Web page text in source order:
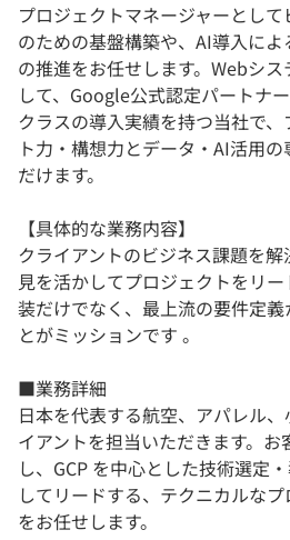
プロジェクトマネージャーとし
のための基盤構築や、AI導入によ
の推進をお任せします。Webシ
して、Google公式認定パートナ
クラスの導入実績を持つ当社で
ト力・構想力とデータ・AI活用
だけます。
【具体的な業務内容】
クライアントのビジネス課題を
見を活かしてプロジェクトをリ
装だけでなく、最上流の要件定
とがミッションです 。
■業務詳細
日本を代表する航空、アパレル
イアントを担当いただきます。
し、GCP を中心とした技術選定
してリードする、テクニカルな
をお任せします。